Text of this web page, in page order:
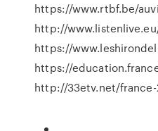
https://www.rtbf.be/
http://
https://
https://
http://33etv.net/